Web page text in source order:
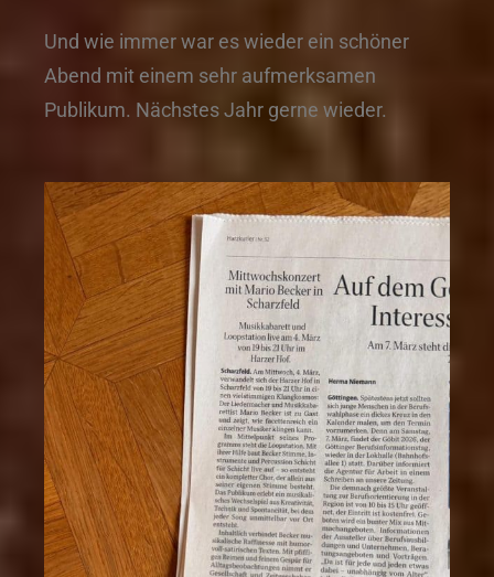
Und wie immer war es wieder ein schöner
Abend mit einem sehr aufmerksamen
Publikum. Nächstes Jahr gerne wieder.